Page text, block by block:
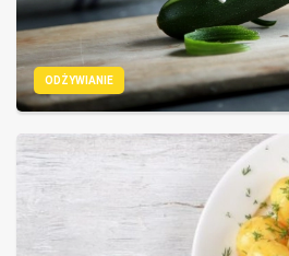
ODŻYWIANIE